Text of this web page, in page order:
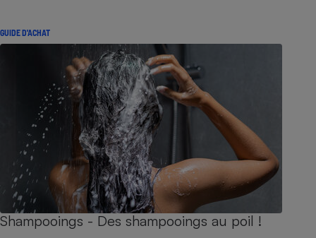
GUIDE D'ACHAT
Shampooings - Des shampooings au poil !